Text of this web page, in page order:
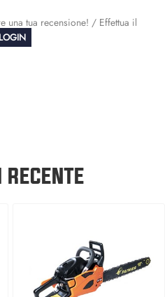
una tua recensione! / Effettua il
LOGIN